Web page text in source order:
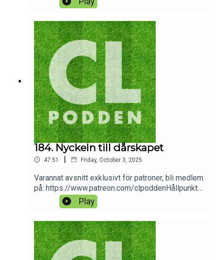
426:45 Vinnare/förlorare-lista
184. Nyckeln till dårskapet
47:51 | Friday, October 3, 2025
Varannat avsnitt exklusivt för patroner, bli medlem
på: https://www.patreon.com/clpoddenHållpunkte
r:2:06 Finansiell analys: Juventus 18:17
Tillbakablick omgång 239:59 Vinnare/förlorare-
lista
Play